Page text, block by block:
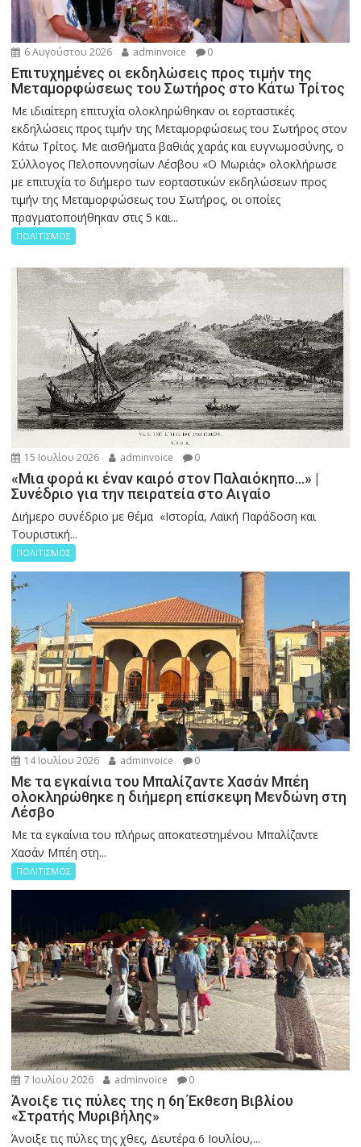
6 Αυγούστου 2026 adminvoice 0
Επιτυχημένες οι εκδηλώσεις προς τιμήν της
Μεταμορφώσεως του Σωτήρος στο Κάτω Τρίτος
Με ιδιαίτερη επιτυχία ολοκληρώθηκαν οι εορταστικές
εκδηλώσεις προς τιμήν της Μεταμορφώσεως του Σωτήρος στον
Κάτω Τρίτος. Με αισθήματα βαθιάς χαράς και ευγνωμοσύνης, ο
Σύλλογος Πελοποννησίων Λέσβου «Ο Μωριάς» ολοκλήρωσε
με επιτυχία το διήμερο των εορταστικών εκδηλώσεων προς
τιμήν της Μεταμορφώσεως του Σωτήρος, οι οποίες
πραγματοποιήθηκαν στις 5 και...
ΠΟΛΙΤΙΣΜΟΣ
15 Ιουλίου 2026 adminvoice 0
«Μια φορά κι έναν καιρό στον Παλαιόκηπο…» |
Συνέδριο για την πειρατεία στο Αιγαίο
Διήμερο συνέδριο με θέμα «Ιστορία, Λαϊκή Παράδοση και
Τουριστική...
ΠΟΛΙΤΙΣΜΟΣ
14 Ιουλίου 2026 adminvoice 0
Με τα εγκαίνια του Μπαλίζαντε Χασάν Μπέη
ολοκληρώθηκε η διήμερη επίσκεψη Μενδώνη στη
Λέσβο
Με τα εγκαίνια του πλήρως αποκατεστημένου Μπαλίζαντε
Χασάν Μπέη στη...
ΠΟΛΙΤΙΣΜΟΣ
7 Ιουλίου 2026 adminvoice 0
Άνοιξε τις πύλες της η 6η Έκθεση Βιβλίου
«Στρατής Μυριβήλης»
Άνοιξε τις πύλες της χθες, Δευτέρα 6 Ιουλίου,...